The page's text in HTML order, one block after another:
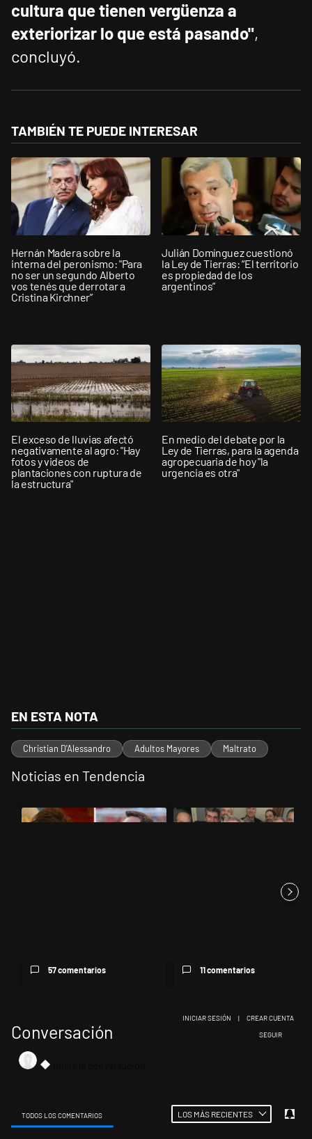
cultura que tienen vergüenza a
exteriorizar lo que está pasando",
concluyó.
TAMBIÉN TE PUEDE INTERESAR
Hernán Madera sobre la
interna del peronismo: "Para
no ser un segundo Alberto
vos tenés que derrotar a
Cristina Kirchner”
Julián Domínguez cuestionó
la Ley de Tierras: “El territorio
es propiedad de los
argentinos”
El exceso de lluvias afectó
negativamente al agro: "Hay
fotos y videos de
plantaciones con ruptura de
la estructura"
En medio del debate por la
Ley de Tierras, para la agenda
agropecuaria de hoy "la
urgencia es otra"
EN ESTA NOTA
Christian D'Alessandro Adultos Mayores Maltrato
Noticias en Tendencia
Un artículo de tendencia con el título "Milei despidió a Jorge Messi
57 comentarios
Un artículo de tendencia con el
11 comentarios
Conversación SIGA ESTA
SEGUIR
INICIAR SESIÓN | CREAR CUENTA
TODOS LOS COMENTARIOS LOS MÁS RECIENTES